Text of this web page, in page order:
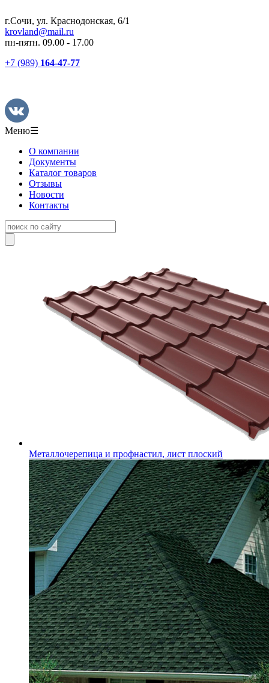
г.Сочи, ул. Краснодонская, 6/1
krovland@mail.ru
пн-пятн. 09.00 - 17.00
+7 (989) 164-47-77
Меню☰
О компании
Документы
Каталог товаров
Отзывы
Новости
Контакты
Металлочерепица и профнастил, лист плоский